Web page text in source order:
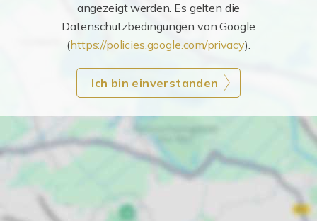
angezeigt werden. Es gelten die
Datenschutzbedingungen von Google
(https://policies.google.com/privacy).
Ich bin einverstanden